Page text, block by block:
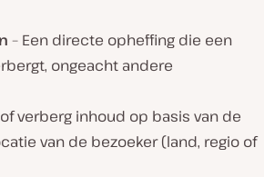
– Een directe opheffing die een
ongeacht andere
of verberg inhoud op basis van de
van de bezoeker (land, regio of